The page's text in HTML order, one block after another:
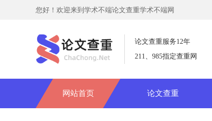
您好！欢迎来到学术不端论文查重学术不端网
网站首页 论文查重
论文查重服务12年
211、985指定查重网